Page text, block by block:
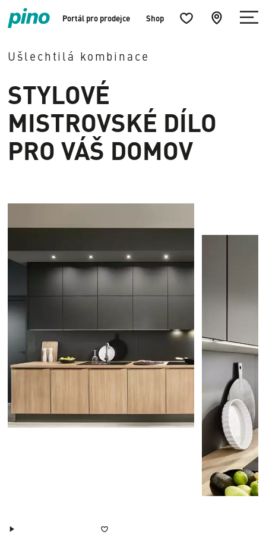
Portál pro prodejce Shop Küchenfavoriten
öffnen
zur
Händlersuche
Menü
öffnen
STYLOVÉ
MISTROVSKÉ DÍLO
PRO VÁŠ DOMOV
Ušlechtilá kombinace